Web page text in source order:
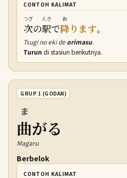
CONTOH KALIMAT
次
つぎ
の駅
えき
で降
お
ります。
Tsugi no eki deorimasu.
Turun di stasiun berikutnya.
GRUP 1 (GODAN)
曲
ま
がる
Magaru
Berbelok
CONTOH KALIMAT